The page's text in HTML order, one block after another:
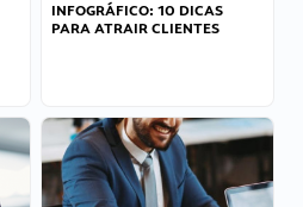
INFOGRÁFICO: 10 DICAS
PARA ATRAIR CLIENTES